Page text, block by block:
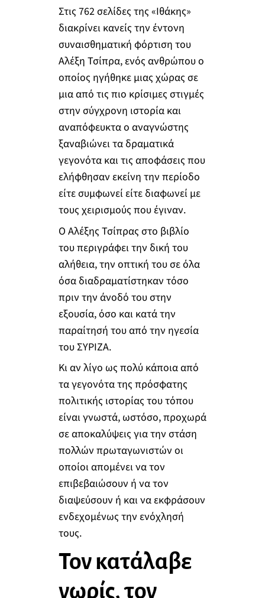
Στις 762 σελίδες της «Ιθάκης»
διακρίνει κανείς την έντονη
συναισθηματική φόρτιση του
Αλέξη Τσίπρα, ενός ανθρώπου ο
οποίος ηγήθηκε μιας χώρας σε
μια από τις πιο κρίσιμες στιγμές
στην σύγχρονη ιστορία και
αναπόφευκτα ο αναγνώστης
ξαναβιώνει τα δραματικά
γεγονότα και τις αποφάσεις που
ελήφθησαν εκείνη την περίοδο
είτε συμφωνεί είτε διαφωνεί με
τους χειρισμούς που έγιναν.
Ο Αλέξης Τσίπρας στο βιβλίο
του περιγράφει την δική του
αλήθεια, την οπτική του σε όλα
όσα διαδραματίστηκαν τόσο
πριν την άνοδό του στην
εξουσία, όσο και κατά την
παραίτησή του από την ηγεσία
του ΣΥΡΙΖΑ.
Κι αν λίγο ως πολύ κάποια από
τα γεγονότα της πρόσφατης
πολιτικής ιστορίας του τόπου
είναι γνωστά, ωστόσο, προχωρά
σε αποκαλύψεις για την στάση
πολλών πρωταγωνιστών οι
οποίοι απομένει να τον
επιβεβαιώσουν ή να τον
διαψεύσουν ή και να εκφράσουν
ενδεχομένως την ενόχλησή
τους.
Τον κατάλαβε
νωρίς, τον